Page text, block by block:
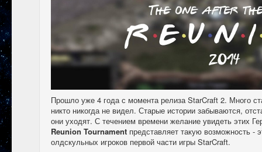
Прошло уже 4 года с момента релиза StarCraft 2. Много
никто никогда не видел. Старые истории забываются,
они уходят. С течением времени желание увидеть этих
Reunion Tournament представляет такую возможность -
олдскульных игроков первой части игры StarCraft.